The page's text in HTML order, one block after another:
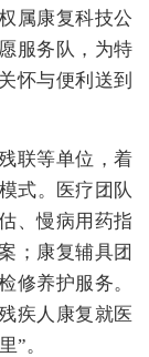
属康复科技公
服务队， 为特
怀与便利送到
联等单位，着
式。医疗团队
、慢病用药指
；康复辅具团
修养护服务。
疾人康复就医
”。